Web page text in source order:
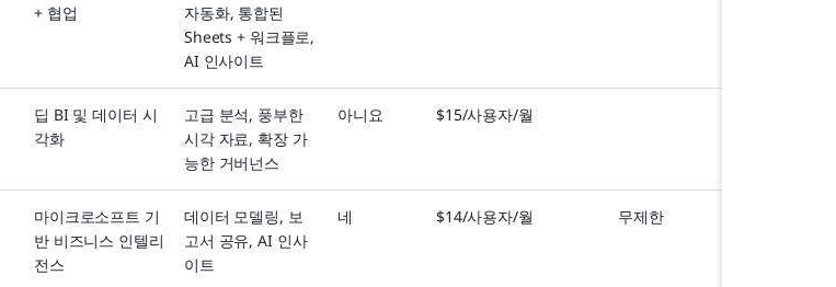
+ 협업
자동화, 통합된
Sheets + 워크플로,
AI 인사이트
딥 BI 및 데이터 시
각화
고급 분석, 풍부한
시각 자료, 확장 가
능한 거버넌스
아니요 $15/사용자/월
마이크로소프트 기
반 비즈니스 인텔리
전스
데이터 모델링, 보
고서 공유, AI 인사
이트
네 $14/사용자/월 무제한